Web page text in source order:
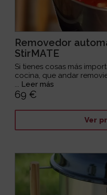
Removedor
StirMATE
Si tienes cosas más
cocina, que andar
... Leer más
69 €
Ver